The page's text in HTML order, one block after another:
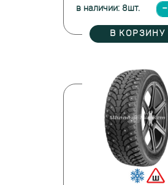
в наличии: 8шт.
В КОРЗИНУ